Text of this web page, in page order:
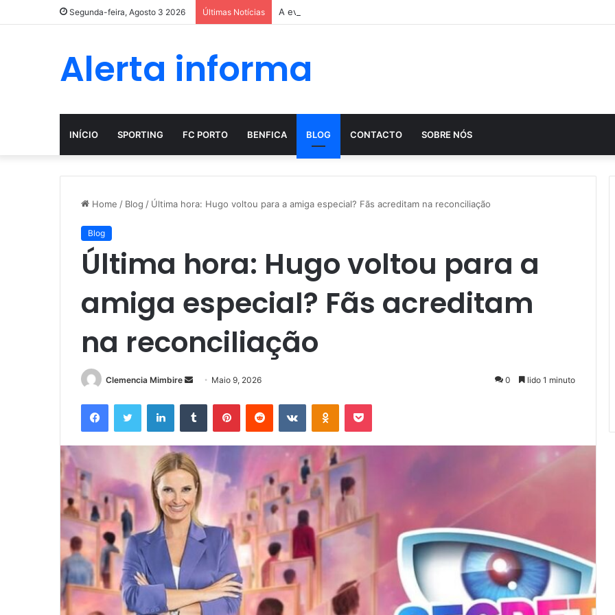
Segunda-feira, Agosto 3 2026 Últimas Notícias A evolução histórica das apostas ao longo dos séculos
Alerta informa
INÍCIO SPORTING FC PORTO BENFICA BLOG CONTACTO SOBRE NÓS
Home / Blog / Última hora: Hugo voltou para a amiga especial? Fãs acreditam na reconciliação
Blog
Última hora: Hugo voltou para a
amiga especial? Fãs acreditam
na reconciliação
Clemencia Mimbire
Send
email
Maio 9, 2026 0 lido 1 minuto
FacebookTwitter LinkedInTumblr PinterestReddit VKontakteOdnoklassniki
Pocket